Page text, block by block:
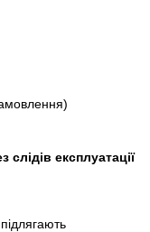
експлуатації
підлягають